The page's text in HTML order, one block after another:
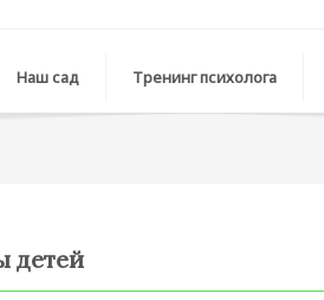
Наш сад Тренинг психолога
детей